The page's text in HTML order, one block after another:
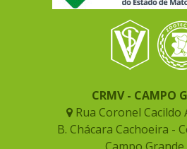
CRMV - CAMPO
Rua Coronel Cacildo
B. Chácara Cachoeira -